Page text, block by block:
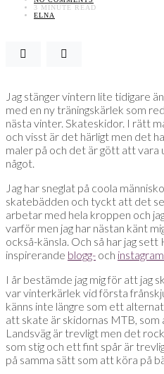
3 MINUTE READ
ELNA
Jag stänger vintern lite tidigare
med en ny träningskärlek som
nästa vinter. Skateskidor. I rätt
och visst är det härligt men det
maler på och det är gött att vara
något.
Jag har sneglat på coola
skatebädden och tyckt att det
arbetar med hela kroppen och
varför men jag har nästan känt
också-känsla. Och så har jag
inspirerande blogg- och
I år bestämde jag mig för att jag
var vinterkärlek vid första
känns inte längre som ett
att skate är skidornas MTB, som
Landsväg är trevligt men det
som stig och ett fint spår är
på samma sätt som att köra på